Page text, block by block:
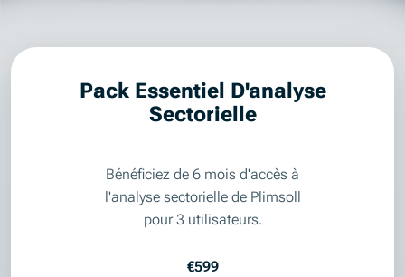
Pack Essentiel D'analyse
Sectorielle
Bénéficiez de 6 mois d'accès à
l'analyse sectorielle de Plimsoll
pour 3 utilisateurs.
€599